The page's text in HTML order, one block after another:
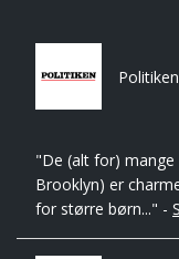
Politiken
"De (alt for)
Brooklyn) er
for større børn..." -